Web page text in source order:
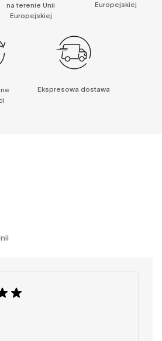
na terenie Unii
Europejskiej
Europejskiej
Ekspresowa dostawa